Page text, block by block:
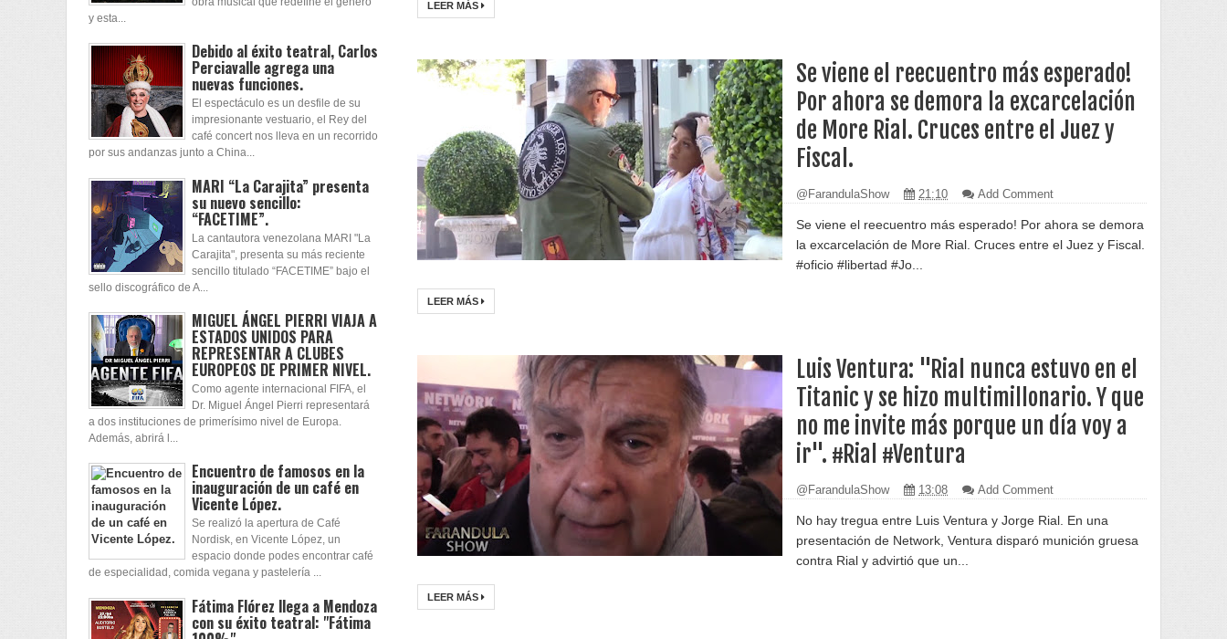
LEER MÁS
Se viene el reecuentro más esperado!
Por ahora se demora la excarcelación
de More Rial. Cruces entre el Juez y
Fiscal.
@FarandulaShow 21:10 Add Comment
Se viene el reecuentro más esperado! Por ahora se demora
la excarcelación de More Rial. Cruces entre el Juez y Fiscal.
#oficio #libertad #Jo...
LEER MÁS
Luis Ventura: "Rial nunca estuvo en el
Titanic y se hizo multimillonario. Y que
no me invite más porque un día voy a
ir". #Rial #Ventura
@FarandulaShow 13:08 Add Comment
No hay tregua entre Luis Ventura y Jorge Rial. En una
presentación de Network, Ventura disparó munición gruesa
contra Rial y advirtió que un...
LEER MÁS
y esta...
Debido al éxito teatral, Carlos
Perciavalle agrega una
nuevas funciones.
El espectáculo es un desfile de su
impresionante vestuario, el Rey del
café concert nos lleva en un recorrido
por sus andanzas junto a China...
MARI “La Carajita” presenta
su nuevo sencillo:
“FACETIME”.
La cantautora venezolana MARI "La
Carajita", presenta su más reciente
sencillo titulado “FACETIME” bajo el
sello discográfico de A...
MIGUEL ÁNGEL PIERRI VIAJA A
ESTADOS UNIDOS PARA
REPRESENTAR A CLUBES
EUROPEOS DE PRIMER NIVEL.
Como agente internacional FIFA, el
Dr. Miguel Ángel Pierri representará
a dos instituciones de primerísimo nivel de Europa.
Además, abrirá l...
Encuentro de famosos en la
inauguración de un café en
Vicente López.
Se realizó la apertura de Café
Nordisk, en Vicente López, un
espacio donde podes encontrar café
de especialidad, comida vegana y pastelería ...
Fátima Flórez llega a Mendoza
con su éxito teatral: "Fátima